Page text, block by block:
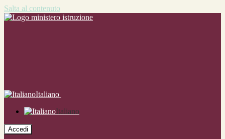
Salta al contenuto
Italiano
Italiano
Accedi